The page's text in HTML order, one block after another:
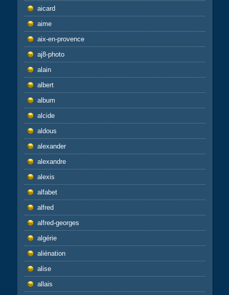
aicard
aime
aix-en-provence
aj8-photo
alain
albert
album
alcide
aldous
alexander
alexandre
alexis
alfabet
alfred
alfred-georges
algérie
aliénation
alise
allais